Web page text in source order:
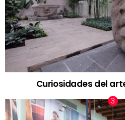
Curiosidades del